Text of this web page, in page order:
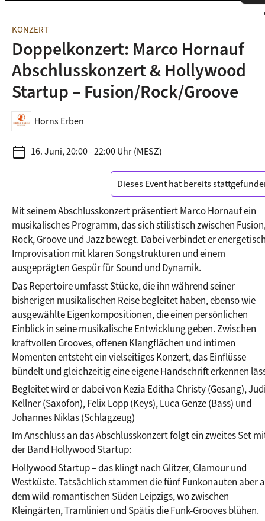
KONZERT
Doppelkonzert: Marco Hornauf
Abschlusskonzert & Hollywood
Startup – Fusion/Rock/Groove
Horns Erben
calendar_today 16. Juni, 20:00 - 22:00 Uhr (MESZ)
Dieses Event hat bereits
Mit seinem Abschlusskonzert präsentiert Marco Hornauf ein
musikalisches Programm, das sich stilistisch zwischen
Rock, Groove und Jazz bewegt. Dabei verbindet er
Improvisation mit klaren Songstrukturen und einem
ausgeprägten Gespür für Sound und Dynamik.
Das Repertoire umfasst Stücke, die ihn während seiner
bisherigen musikalischen Reise begleitet haben, ebenso wie
ausgewählte Eigenkompositionen, die einen persönlichen
Einblick in seine musikalische Entwicklung geben. Zwischen
kraftvollen Grooves, offenen Klangflächen und intimen
Momenten entsteht ein vielseitiges Konzert, das Einflüsse
bündelt und gleichzeitig eine eigene Handschrift erkennen
Begleitet wird er dabei von Kezia Editha Christy (Gesang),
Kellner (Saxofon), Felix Lopp (Keys), Luca Genze (Bass) und
Johannes Niklas (Schlagzeug)
Im Anschluss an das Abschlusskonzert folgt ein zweites Set
der Band Hollywood Startup:
Hollywood Startup – das klingt nach Glitzer, Glamour und
Westküste. Tatsächlich stammen die fünf Funkonauten aber
dem wild-romantischen Süden Leipzigs, wo zwischen
Kleingärten, Tramlinien und Spätis die Funk-Grooves blühen.